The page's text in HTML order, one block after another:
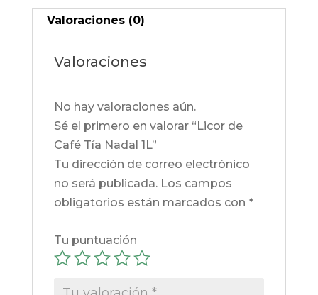
cantidad
Valoraciones (0)
Valoraciones
No hay valoraciones aún.
Sé el primero en valorar “Licor de
Café Tía Nadal 1L”
Tu dirección de correo electrónico
no será publicada. Los campos
obligatorios están marcados con *
Tu puntuación